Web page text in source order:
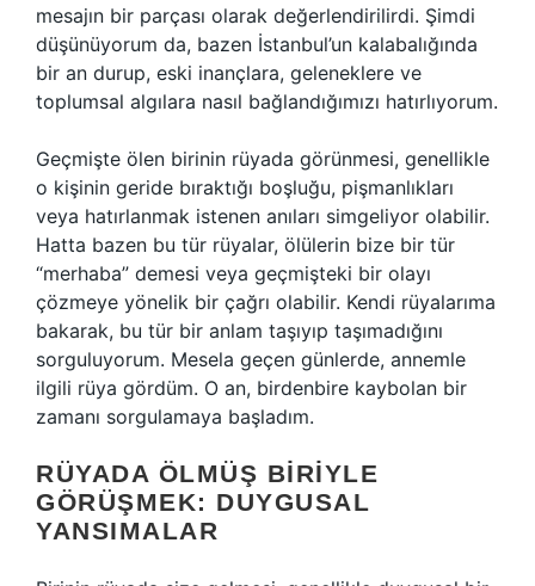
mesajın bir parçası olarak değerlendirilirdi. Şimdi
düşünüyorum da, bazen İstanbul’un kalabalığında
bir an durup, eski inançlara, geleneklere ve
toplumsal algılara nasıl bağlandığımızı hatırlıyorum.
Geçmişte ölen birinin rüyada görünmesi, genellikle
o kişinin geride bıraktığı boşluğu, pişmanlıkları
veya hatırlanmak istenen anıları simgeliyor olabilir.
Hatta bazen bu tür rüyalar, ölülerin bize bir tür
“merhaba” demesi veya geçmişteki bir olayı
çözmeye yönelik bir çağrı olabilir. Kendi rüyalarıma
bakarak, bu tür bir anlam taşıyıp taşımadığını
sorguluyorum. Mesela geçen günlerde, annemle
ilgili rüya gördüm. O an, birdenbire kaybolan bir
zamanı sorgulamaya başladım.
RÜYADA ÖLMÜŞ BIRIYLE
GÖRÜŞMEK: DUYGUSAL
YANSIMALAR